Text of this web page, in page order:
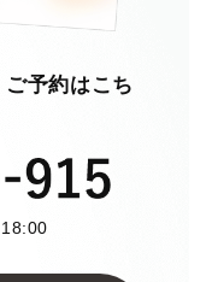
予約はこち